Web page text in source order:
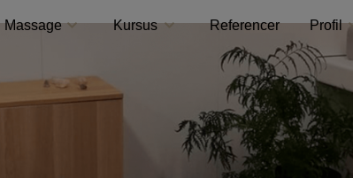
Massage Kursus Referencer Profil